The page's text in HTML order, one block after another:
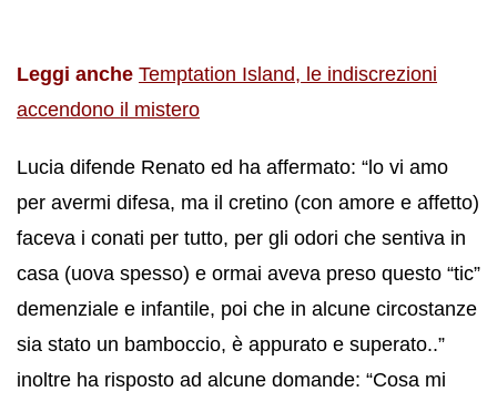
Leggi anche Temptation Island, le indiscrezioni
accendono il mistero
Lucia difende Renato ed ha affermato: “lo vi amo
per avermi difesa, ma il cretino (con amore e affetto)
faceva i conati per tutto, per gli odori che sentiva in
casa (uova spesso) e ormai aveva preso questo “tic”
demenziale e infantile, poi che in alcune circostanze
sia stato un bamboccio, è appurato e superato..”
inoltre ha risposto ad alcune domande: “Cosa mi